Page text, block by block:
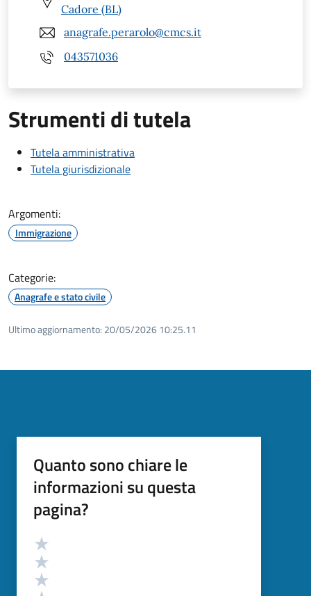
Cadore (BL)
anagrafe.perarolo@cmcs.it
043571036
Strumenti di tutela
Tutela amministrativa
Tutela giurisdizionale
Argomenti:
Immigrazione
Categorie:
Anagrafe e stato civile
Ultimo aggiornamento: 20/05/2026 10:25.11
Quanto sono chiare le
informazioni su questa
pagina?
Valutazione